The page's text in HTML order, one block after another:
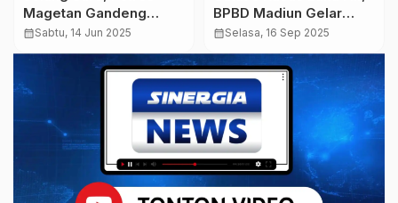
Magetan Gandeng
Perguruan Silat
Wujudkan Keamanan
calendar_monthSabtu, 14 Jun 2025
BPBD Madiun Gelar
Pelatihan Water Rescue
calendar_monthSelasa, 16 Sep 2025